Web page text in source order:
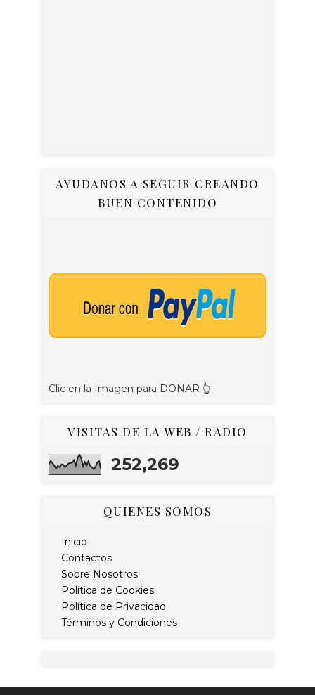
AYUDANOS A SEGUIR CREANDO
BUEN CONTENIDO
Clic en la Imagen para DONAR 👆
VISITAS DE LA WEB / RADIO
252,269
QUIENES SOMOS
Inicio
Contactos
Sobre Nosotros
Política de Cookies
Política de Privacidad
Términos y Condiciones